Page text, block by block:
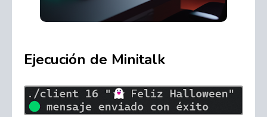
Ejecución de Minitalk